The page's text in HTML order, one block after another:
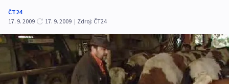
ČT24
17. 9. 2009
17. 9. 2009 | Zdroj: ČT24